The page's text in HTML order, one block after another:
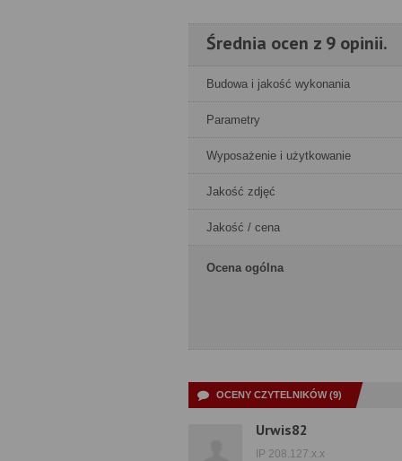
Średnia ocen z 9 opinii.
Budowa i jakość wykonania
Parametry
Wyposażenie i użytkowanie
Jakość zdjęć
Jakość / cena
Ocena ogólna
OCENY CZYTELNIKÓW (9)
Urwis82
IP 208.127.x.x